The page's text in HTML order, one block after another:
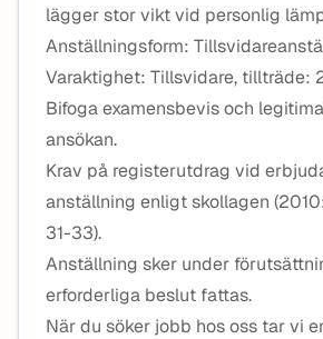
lägger stor vikt vid personlig
Anställningsform:
Varaktighet: Tillsvidare, tillträde:
Bifoga examensbevis och
ansökan.
Krav på registerutdrag vid
anställning enligt skollagen
31-33).
Anställning sker under
erforderliga beslut fattas.
När du söker jobb hos oss tar vi